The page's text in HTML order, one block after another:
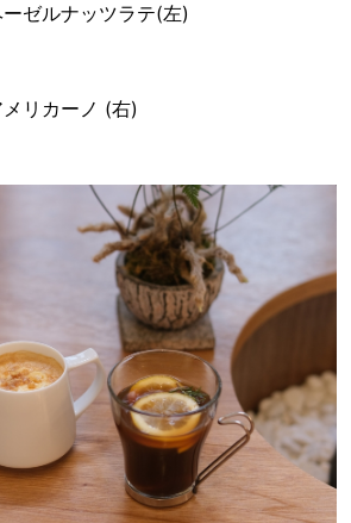
ゼルナッツラテ(左)
リカーノ (右)